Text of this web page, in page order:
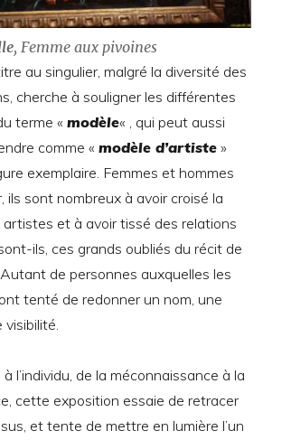
, Femme aux pivoines
au singulier, malgré la diversité des
cherche à souligner les différentes
terme «modèle« , qui peut aussi
comme «modèle d’artiste »
exemplaire. Femmes et hommes
ils sont nombreux à avoir croisé la
et à avoir tissé des relations
ils, ces grands oubliés du récit de
de personnes auxquelles les
tenté de redonner un nom, une
l’individu, de la méconnaissance à la
cette exposition essaie de retracer
et tente de mettre en lumière l’un